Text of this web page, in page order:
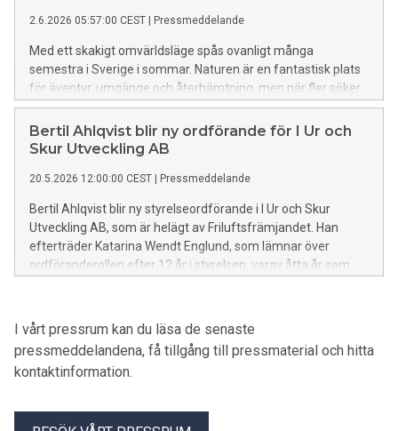
2.6.2026 05:57:00 CEST | Pressmeddelande
Med ett skakigt omvärldsläge spås ovanligt många
semestra i Sverige i sommar. Naturen är en fantastisk plats
för äventyr, umgänge och återhämtning, men när fler söker
sig ut ökar också slitaget på populära platser. Nu uppmanar
Friluftsfrämjandet alla som semestrar hemma att njuta av
naturen med omtanke.
Bertil Ahlqvist blir ny ordförande för I Ur och
Skur Utveckling AB
20.5.2026 12:00:00 CEST | Pressmeddelande
Bertil Ahlqvist blir ny styrelseordförande i I Ur och Skur
Utveckling AB, som är helägt av Friluftsfrämjandet. Han
efterträder Katarina Wendt Englund, som lämnar över
ordföranderollen efter 12 år i styrelsen, varav åtta år som
I vårt pressrum kan du läsa de senaste
pressmeddelandena, få tillgång till pressmaterial och hitta
kontaktinformation.